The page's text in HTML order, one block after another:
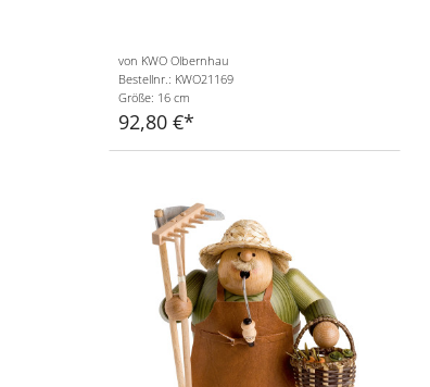
von KWO Olbernhau
Bestellnr.: KWO21169
Größe: 16 cm
92,80 €